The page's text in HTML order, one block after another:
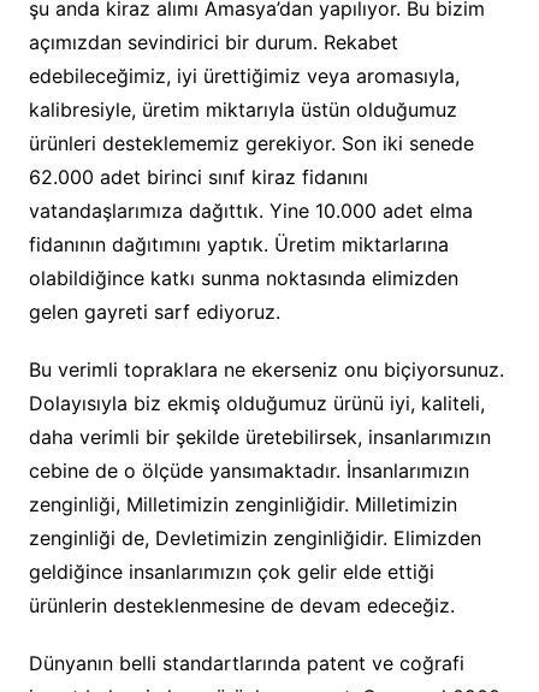
şu anda kiraz alımı Amasya’dan yapılıyor. Bu bizim
açımızdan sevindirici bir durum. Rekabet
edebileceğimiz, iyi ürettiğimiz veya aromasıyla,
kalibresiyle, üretim miktarıyla üstün olduğumuz
ürünleri desteklememiz gerekiyor. Son iki senede
62.000 adet birinci sınıf kiraz fidanını
vatandaşlarımıza dağıttık. Yine 10.000 adet elma
fidanının dağıtımını yaptık. Üretim miktarlarına
olabildiğince katkı sunma noktasında elimizden
gelen gayreti sarf ediyoruz.
Bu verimli topraklara ne ekerseniz onu biçiyorsunuz.
Dolayısıyla biz ekmiş olduğumuz ürünü iyi, kaliteli,
daha verimli bir şekilde üretebilirsek, insanlarımızın
cebine de o ölçüde yansımaktadır. İnsanlarımızın
zenginliği, Milletimizin zenginliğidir. Milletimizin
zenginliği de, Devletimizin zenginliğidir. Elimizden
geldiğince insanlarımızın çok gelir elde ettiği
ürünlerin desteklenmesine de devam edeceğiz.
Dünyanın belli standartlarında patent ve coğrafi